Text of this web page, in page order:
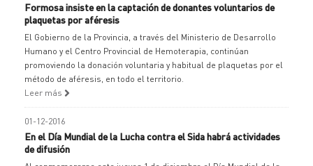
Formosa insiste en la captación de donantes voluntarios de
plaquetas por aféresis
El Gobierno de la Provincia, a través del Ministerio de Desarrollo
Humano y el Centro Provincial de Hemoterapia, continúan
promoviendo la donación voluntaria y habitual de plaquetas por el
método de aféresis, en todo el territorio.
Leer más
01-12-2016
En el Día Mundial de la Lucha contra el Sida habrá actividades
de difusión